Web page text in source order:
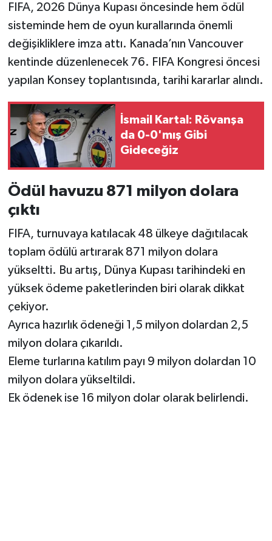
FIFA, 2026 Dünya Kupası öncesinde hem ödül
sisteminde hem de oyun kurallarında önemli
değişikliklere imza attı. Kanada’nın Vancouver
kentinde düzenlenecek 76. FIFA Kongresi öncesi
yapılan Konsey toplantısında, tarihi kararlar alındı.
İsmail Kartal: Rövanşa
da 0-0'mış Gibi
Gideceğiz
Ödül havuzu 871 milyon dolara
çıktı
FIFA, turnuvaya katılacak 48 ülkeye dağıtılacak
toplam ödülü artırarak 871 milyon dolara
yükseltti. Bu artış, Dünya Kupası tarihindeki en
yüksek ödeme paketlerinden biri olarak dikkat
çekiyor.
Ayrıca hazırlık ödeneği 1,5 milyon dolardan 2,5
milyon dolara çıkarıldı.
Eleme turlarına katılım payı 9 milyon dolardan 10
milyon dolara yükseltildi.
Ek ödenek ise 16 milyon dolar olarak belirlendi.